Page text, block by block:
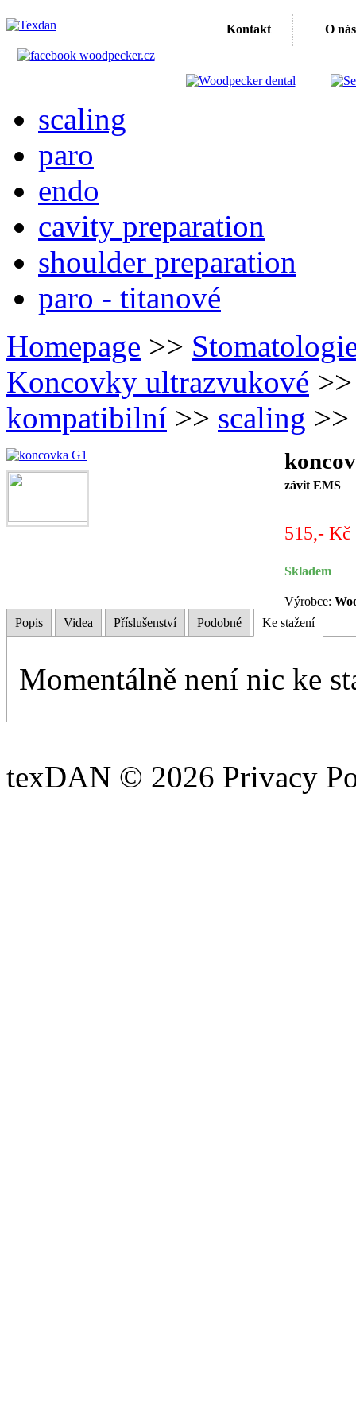
Kontakt O nás
scaling
paro
endo
cavity preparation
shoulder preparation
paro - titanové
Homepage >>
Koncovky ultrazvukové
kompatibilní >> scaling
závit EMS
515,- Kč
Skladem
Výrobce:
Popis
Videa Příslušenství Podobné Ke stažení
Momentálně není nic ke
texDAN © 2026 Privacy